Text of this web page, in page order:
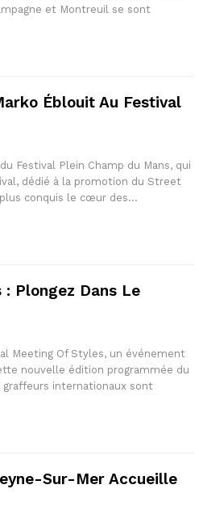
et Montreuil se sont
Éblouit Au Festival
Festival Plein Champ du Mans, qui
dédié à la promotion du Street
conquis le cœur des…
Plongez Dans Le
Meeting Of Styles, un événement
nouvelle édition programmée du
graffeurs internationaux sont
Sur-Mer Accueille